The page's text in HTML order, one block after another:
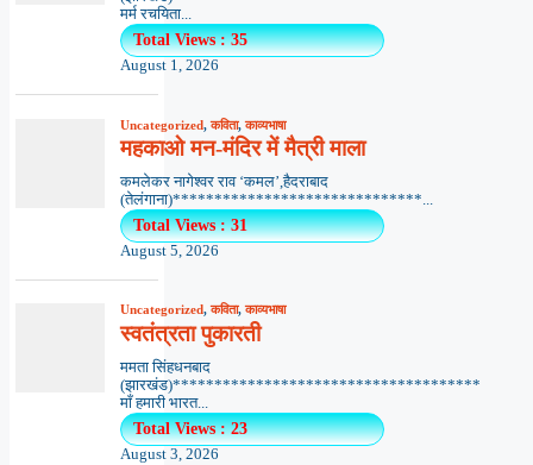
मर्म रचयिता...
Total Views : 35
August 1, 2026
Uncategorized,कविता,काव्यभाषा
महकाओ मन-मंदिर में मैत्री माला
कमलेकर नागेश्वर राव ‘कमल’,हैदराबाद
(तेलंगाना)******************************...
Total Views : 31
August 5, 2026
Uncategorized,कविता,काव्यभाषा
स्वतंत्रता पुकारती
ममता सिंहधनबाद
(झारखंड)*************************************
माँ हमारी भारत...
Total Views : 23
August 3, 2026